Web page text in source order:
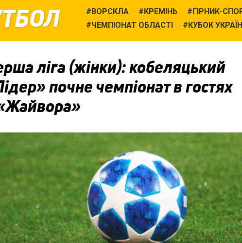
ВОРСКЛА КРЕМІНЬ ГІРНИК-
ЧЕМПІОНАТ ОБЛАСТІ
КУБОК
ліга (жінки): кобеляцький
почне чемпіонат в гостях